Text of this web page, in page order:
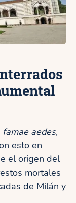
famae aedes,
esto en
el origen del
mortales
de Milán y